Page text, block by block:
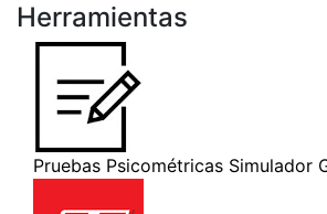
Herramientas